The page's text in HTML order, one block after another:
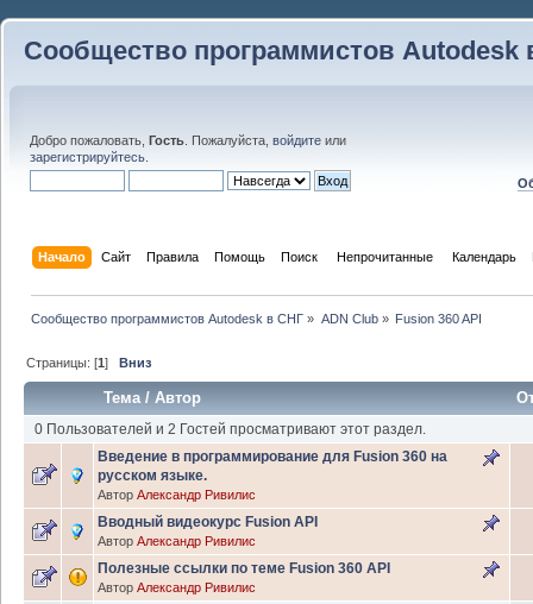
Сообщество программистов Autodesk
Добро пожаловать, Гость . Пожалуйста, войдите или
зарегистрируйтесь
Начало Сайт Правила Помощь Поиск Непрочитанные Календарь
Сообщество программистов Autodesk в СНГ » ADN Club» Fusion 360 API
Страницы: [1]Вниз
Тема/Автор
0 Пользователей и 2 Гостей просматривают этот раздел.
Введение в программирование для Fusion 360 на
русском языке.
Автор Александр Ривилис
Вводный видеокурс Fusion API
Автор Александр Ривилис
Полезные ссылки по теме Fusion 360 API
Автор Александр Ривилис